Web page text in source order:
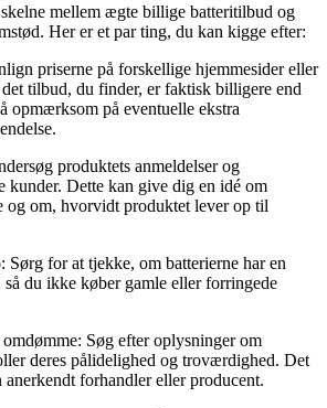
mellem ægte billige batteritilbud og
Her er et par ting, du kan kigge efter:
priserne på forskellige hjemmesider eller
tilbud, du finder, er faktisk billigere end
opmærksom på eventuelle ekstra
produktets anmeldelser og
kunder. Dette kan give dig en idé om
og om, hvorvidt produktet lever op til
Sørg for at tjekke, om batterierne har en
du ikke køber gamle eller forringede
Søg efter oplysninger om
deres pålidelighed og troværdighed. Det
forhandler eller producent.